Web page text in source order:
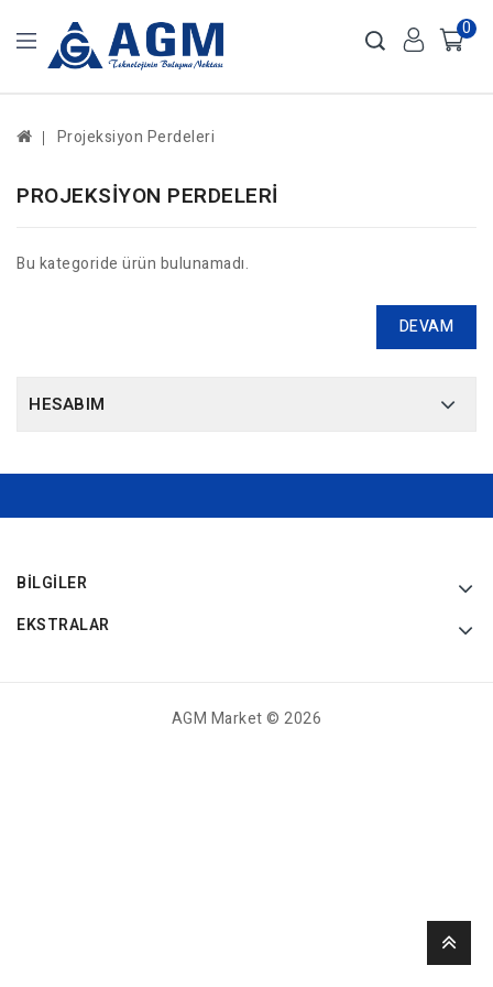
0
Projeksiyon Perdeleri
PROJEKSIYON PERDELERI
Bu kategoride ürün bulunamadı.
DEVAM
HESABIM
BILGILER
EKSTRALAR
AGM Market © 2026